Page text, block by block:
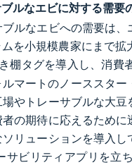
ルなエビに対する需要
ルなエビへの需要は
を小規模農家にまで
棚タグを導入し、消
マートのノーススタ
やトレーサブルな大
の期待に応えるため
リューションを導入
ビリティアプリを立